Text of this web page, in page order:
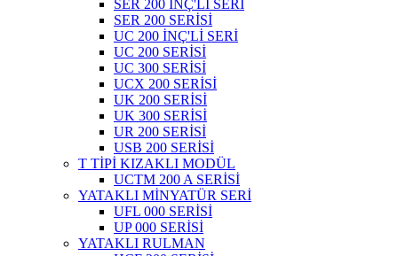
SER 200 İNÇ'Lİ SERİ
SER 200 SERİSİ
UC 200 İNÇ'Lİ SERİ
UC 200 SERİSİ
UC 300 SERİSİ
UCX 200 SERİSİ
UK 200 SERİSİ
UK 300 SERİSİ
UR 200 SERİSİ
USB 200 SERİSİ
T TİPİ KIZAKLI MODÜL
UCTM 200 A SERİSİ
YATAKLI MİNYATÜR SERİ
UFL 000 SERİSİ
UP 000 SERİSİ
YATAKLI RULMAN